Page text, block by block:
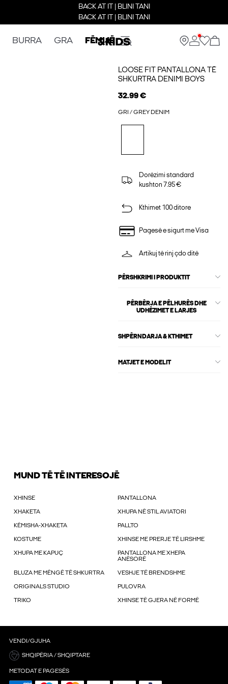
BACK AT IT | BLINI TANI
BACK AT IT | BLINI TANI
BURRA GRA FËMIJË
LOOSE FIT PANTALLONA TË
SHKURTRA DENIMI BOYS
32.99 €
GRI / GREY DENIM
Dorëzimi standard
kushton 7.95 €
Kthimet 100 ditore
Pagesë e sigurt me Visa
Artikuj të rinj çdo ditë
PËRSHKRIMI I PRODUKTIT
PËRBËRJA E PËLHURËS DHE
UDHËZIMET E LARJES
SHPËRNDARJA & KTHIMET
MATJET E MODELIT
MUND TË TË INTERESOJË
XHINSE PANTALLONA
XHAKETA XHUPA NË STIL AVIATORI
KËMISHA-XHAKETA PALLTO
KOSTUME XHINSE ME PRERJE TË LIRSHME
XHUPA ME KAPUÇ
PANTALLONA ME XHEPA
ANËSORË
BLUZA ME MËNGË TË SHKURTRA VESHJE TË BRENDSHME
ORIGINALS STUDIO PULOVRA
TRIKO XHINSE TË GJERA NË FORMË
VENDI/GJUHA
SHQIPËRIA / SHQIPTARE
METODAT E PAGESËS